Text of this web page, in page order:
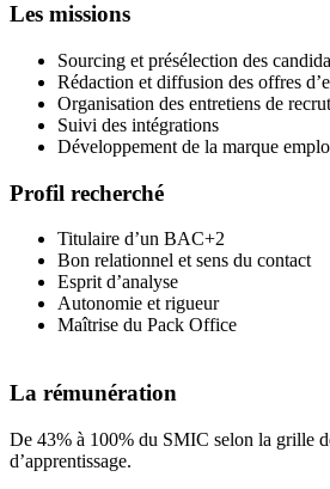
Les missions
Sourcing et présélection des
Rédaction et diffusion des offres
Organisation des entretiens de
Suivi des intégrations
Développement de la marque
Profil recherché
Titulaire d’un BAC+2
Bon relationnel et sens du contact
Esprit d’analyse
Autonomie et rigueur
Maîtrise du Pack Office
La rémunération
De 43% à 100% du SMIC selon la grille
d’apprentissage.